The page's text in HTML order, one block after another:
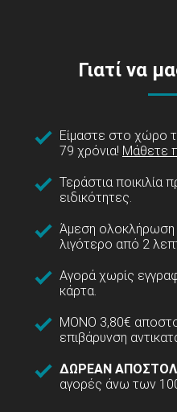
Γιατί να
Είμαστε στο χώρο
79 χρόνια! Μάθετε
Τεράστια ποικιλία
ειδικότητες.
Άμεση ολοκλήρωση
λιγότερο από 2
Αγορά χωρίς
κάρτα.
ΜΟΝΟ 3,80€
επιβάρυνση
ΔΩΡΕΑΝ
αγορές άνω των